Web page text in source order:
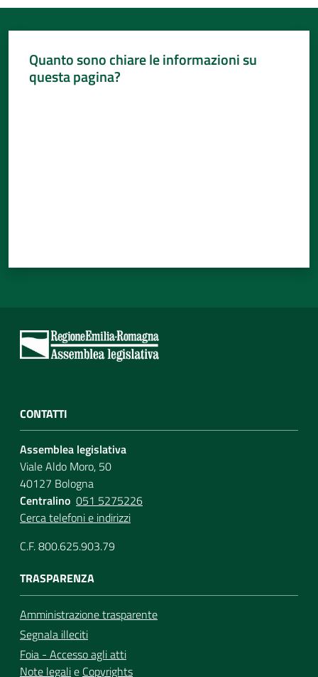
Quanto sono chiare le informazioni su
questa pagina?
CONTATTI
Assemblea legislativa
Viale Aldo Moro, 50
40127 Bologna
Centralino 051 5275226
Cerca telefoni e indirizzi
C.F. 800.625.903.79
TRASPARENZA
Amministrazione trasparente
Segnala illeciti
Foia - Accesso agli atti
Note legalie Copyrights